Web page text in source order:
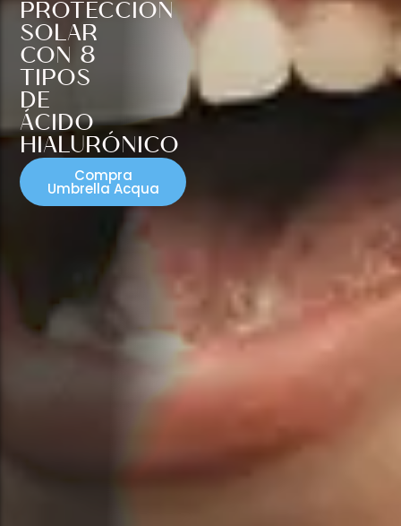
PROTECCIÓN
SOLAR
CON 8
TIPOS
DE
ÁCIDO
HIALURÓNICO
Compra
Umbrella Acqua